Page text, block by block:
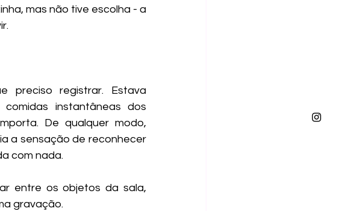
mas não tive escolha - a
preciso registrar. Estava
instantâneas dos
De qualquer modo,
a sensação de reconhecer
com nada.
gravação.